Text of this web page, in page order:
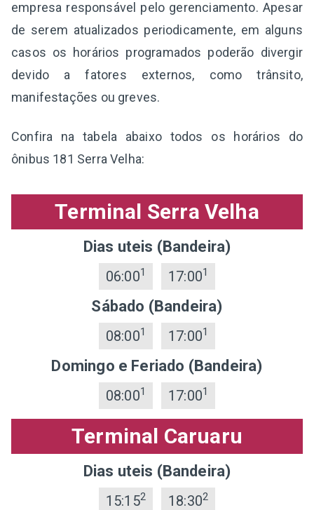
empresa responsável pelo gerenciamento. Apesar
de serem atualizados periodicamente, em alguns
casos os horários programados poderão divergir
devido a fatores externos, como trânsito,
manifestações ou greves.
Confira na tabela abaixo todos os horários do
ônibus 181 Serra Velha:
Terminal Serra Velha
Dias uteis (Bandeira)
06:001 17:001
Sábado (Bandeira)
08:001 17:001
Domingo e Feriado (Bandeira)
08:001 17:001
Terminal Caruaru
Dias uteis (Bandeira)
15:152 18:302